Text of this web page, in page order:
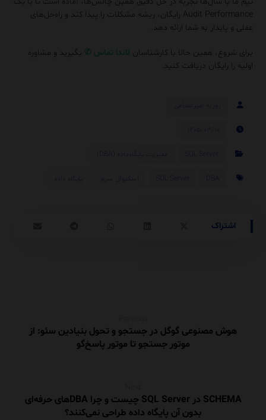
Audit Performance رایگان، ریشه مشکلات را پیدا کند و راه‌حل‌های
عملی و پایدار به شما ارائه دهد.
برای شروع، همین حالا با کارشناسان لاندا تماس ✆ بگیرید و مشاوره
اولیه را رایگان دریافت کنید.
هوش مصنوعی گوگل در جستجو و تحول بنیادین سئو: از
موتور جستجو تا موتور پاسخ‌گو
SCHEMA در SQL Server چیست و چرا DBAهای حرفه‌ای
بدون آن پایگاه داده طراحی نمی‌کنند؟